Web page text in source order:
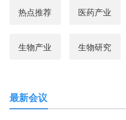
热点推荐 医药产业
生物产业 生物研究
最新会议